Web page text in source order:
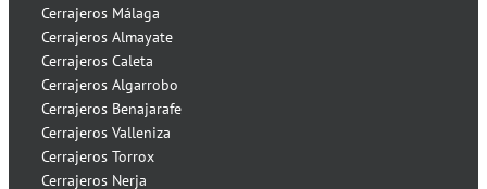
Cerrajeros Málaga
Cerrajeros Almayate
Cerrajeros Caleta
Cerrajeros Algarrobo
Cerrajeros Benajarafe
Cerrajeros Valleniza
Cerrajeros Torrox
Cerrajeros Nerja